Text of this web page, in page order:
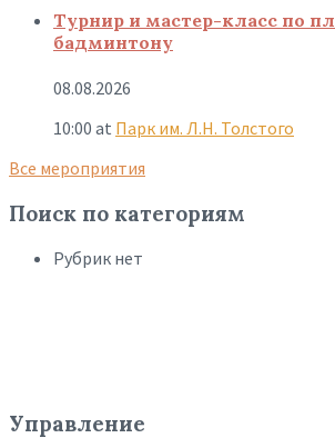
Турнир и мастер-класс по
бадминтону
08.08.2026
10:00 at Парк им. Л.Н. Толстого
Все мероприятия
Поиск по категориям
Рубрик нет
Управление